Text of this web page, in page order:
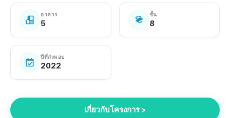
อาคาร
5
ชั้น
8
ปีที่ส่งมอบ
2022
เกี่ยวกับโครงการ >